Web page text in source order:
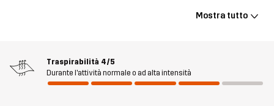
Materiale 2 100% Pelle di capra
Mostra tutto
Traspirabilità 4/5
Durante l'attività normale o ad alta intensità